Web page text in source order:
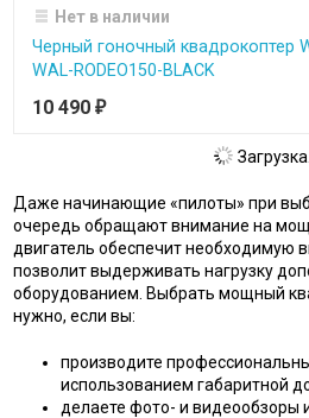
Нет в наличии
Черный гоночный квадрокоптер
WAL-RODEO150-BLACK
10 490 ₽
Загрузка...
Даже начинающие «пилоты» при
очередь обращают внимание на
двигатель обеспечит необходимую
позволит выдерживать нагрузку
оборудованием. Выбрать мощный
нужно, если вы:
производите
использованием габаритной
делаете фото- и видеообзоры